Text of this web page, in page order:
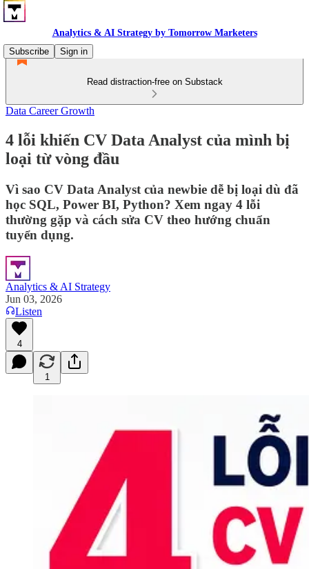
Analytics & AI Strategy by Tomorrow Marketers
Subscribe
Sign in
Read distraction-free on Substack
Data Career Growth
4 lỗi khiến CV Data Analyst của mình bị
loại từ vòng đầu
Vì sao CV Data Analyst của newbie dễ bị loại dù đã
học SQL, Power BI, Python? Xem ngay 4 lỗi
thường gặp và cách sửa CV theo hướng chuẩn
tuyển dụng.
Analytics & AI Strategy
Jun 03, 2026
Listen
4
1